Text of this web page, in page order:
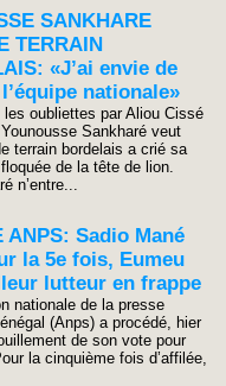
SANKHARE
TERRAIN
«J’ai envie de
nationale»
les oubliettes par Aliou Cissé
Sankharé veut
terrain bordelais a crié sa
de la tête de lion.
n’entre...
ANPS: Sadio Mané
la 5e fois, Eumeu
lutteur en frappe
nationale de la presse
(Anps) a procédé, hier
de son vote pour
la cinquième fois d’affilée,